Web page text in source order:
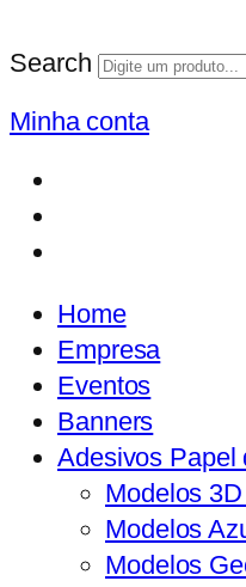
Search
Minha conta
Home
Empresa
Eventos
Banners
Adesivos Papel
Modelos
Modelos
Modelos